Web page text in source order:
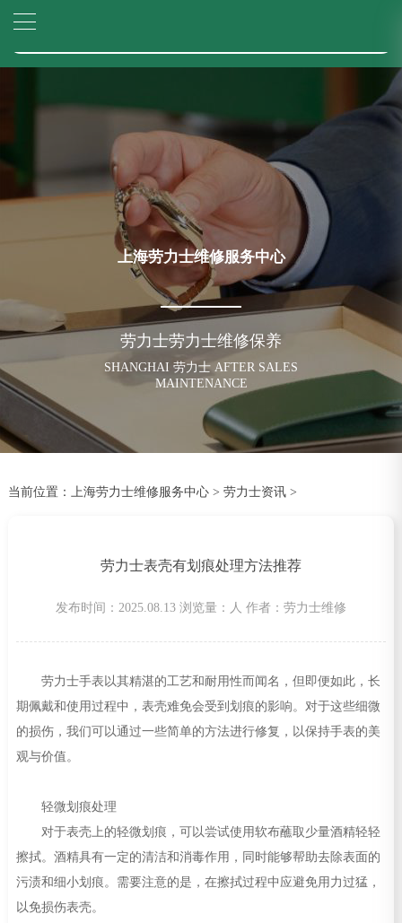
2026年6月劳力士售后服务中心最新网点地址：
节假日正常营业！
上海劳力士维修服务中心
劳力士劳力士维修保养
SHANGHAI 劳力士 AFTER SALES
MAINTENANCE
当前位置： 上海劳力士维修服务中心> 劳力士资讯>
劳力士表壳有划痕处理方法推荐
发布时间：2025.08.13 浏览量： 人 作者：劳力士维修
劳力士手表以其精湛的工艺和耐用性而闻名，但即便如此，长
期佩戴和使用过程中，表壳难免会受到划痕的影响。对于这些细微
的损伤，我们可以通过一些简单的方法进行修复，以保持手表的美
观与价值。
轻微划痕处理
对于表壳上的轻微划痕，可以尝试使用软布蘸取少量酒精轻轻
擦拭。酒精具有一定的清洁和消毒作用，同时能够帮助去除表面的
污渍和细小划痕。需要注意的是，在擦拭过程中应避免用力过猛，
以免损伤表壳。